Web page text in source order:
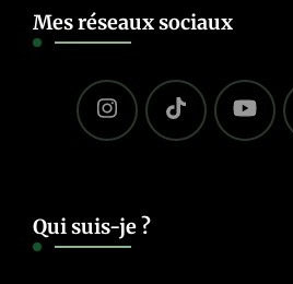
Mes réseaux sociaux
Qui suis-je ?